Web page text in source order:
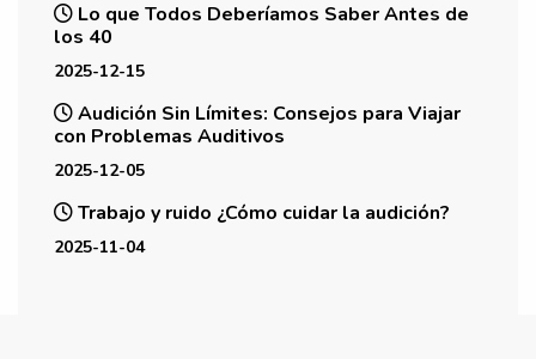
Lo que Todos Deberíamos Saber Antes de
los 40
2025-12-15
Audición Sin Límites: Consejos para Viajar
con Problemas Auditivos
2025-12-05
Trabajo y ruido ¿Cómo cuidar la audición?
2025-11-04